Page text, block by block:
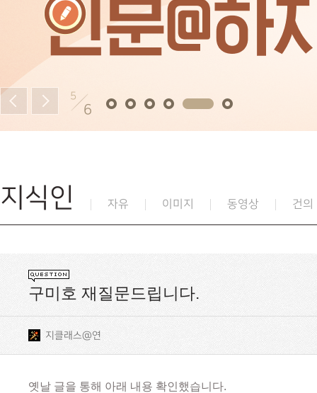
5
6
지식인 자유 이미지 동영상 건의
구미호 재질문드립니다.
지클래스@연
옛날 글을 통해 아래 내용 확인했습니다.